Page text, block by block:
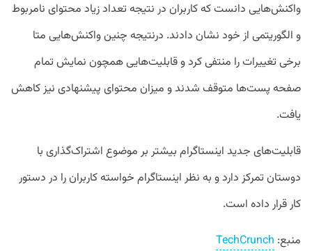
واکنش‌هایی دانست که کاربران در نتیجه تعداد زیاد محتوای نامربوط
و الگوریتمی از خود نشان دادند. درنتیجه چنین واکنش‌هایی متا
برخی تغییرات را منتفی کرد و قابلیت‌هایی همچون نمایش تمام
صفحه پست‌ها متوقف شدند و میزان محتوای پیشنهادی نیز کاهش
یافت.
قابلیت‌های جدید اینستاگرام بیشتر بر موضوع اشتراک‌گذاری با
دوستان تمرکز دارد و به نظر اینستاگرام خواسته کاربران را در دستور
کار قرار داده است.
منبع: TechCrunch